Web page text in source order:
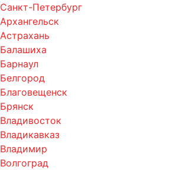
Санкт-Петербург
Архангельск
Астрахань
Балашиха
Барнаул
Белгород
Благовещенск
Брянск
Владивосток
Владикавказ
Владимир
Волгоград